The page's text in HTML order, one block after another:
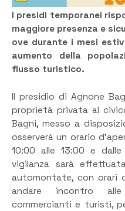
I presidi temporanei
maggiore presenza e
ove durante i mesi
aumento della
flusso turistico.
Il presidio di Agnone
proprietà privata al
Bagni, messo a
osserverà un orario
10:00 alle 13:00 e
vigilanza sarà
automontate, con orari
andare incontro
commercianti e turisti,